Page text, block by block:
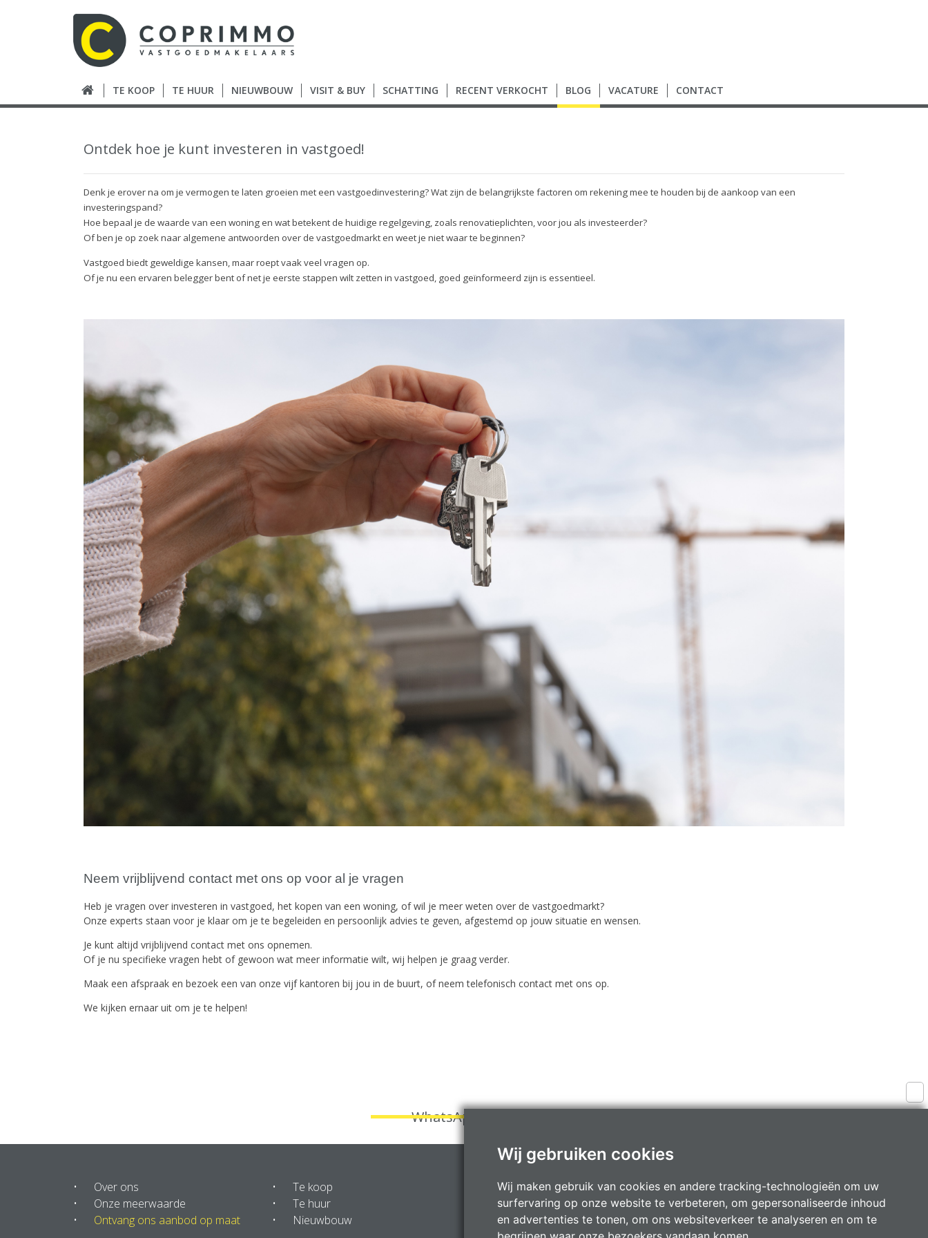
Wij gebruiken cookies
Wij maken gebruik van cookies en andere tracking-technologieën om uw
surfervaring op onze website te verbeteren, om gepersonaliseerde inhoud
en advertenties te tonen, om ons websiteverkeer te analyseren en om te
TE KOOP TE HUUR NIEUWBOUW VISIT & BUY SCHATTING RECENT VERKOCHT BLOG VACATURE CONTACT
Ontdek hoe je kunt investeren in vastgoed!
Denk je erover na om je vermogen te laten groeien met een vastgoedinvestering? Wat zijn de belangrijkste factoren om rekening mee te houden bij de aankoop van een
investeringspand?
Hoe bepaal je de waarde van een woning en wat betekent de huidige regelgeving, zoals renovatieplichten, voor jou als investeerder?
Of ben je op zoek naar algemene antwoorden over de vastgoedmarkt en weet je niet waar te beginnen?
Vastgoed biedt geweldige kansen, maar roept vaak veel vragen op.
Of je nu een ervaren belegger bent of net je eerste stappen wilt zetten in vastgoed, goed geïnformeerd zijn is essentieel.
Neem vrijblijvend contact met ons op voor al je vragen
Heb je vragen over investeren in vastgoed, het kopen van een woning, of wil je meer weten over de vastgoedmarkt?
Onze experts staan voor je klaar om je te begeleiden en persoonlijk advies te geven, afgestemd op jouw situatie en wensen.
Je kunt altijd vrijblijvend contact met ons opnemen.
Of je nu specifieke vragen hebt of gewoon wat meer informatie wilt, wij helpen je graag verder.
Maak een afspraak en bezoek een van onze vijf kantoren bij jou in de buurt, of neem telefonisch contact met ons op.
We kijken ernaar uit om je te helpen!
WhatsApp knop
Over ons
Onze meerwaarde
Ontvang ons aanbod op maat
Te koop
Te huur
Nieuwbouw
Gratis waardebepaling
Verkoopconcepten
Contacteer ons
Fruithoflaan 1A, 2600 Berchem
Kantoren teAartselaar,Antwerpen,
Berchem,KontichenMortsel